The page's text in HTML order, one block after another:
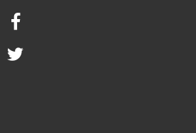
Facebook
Twitter